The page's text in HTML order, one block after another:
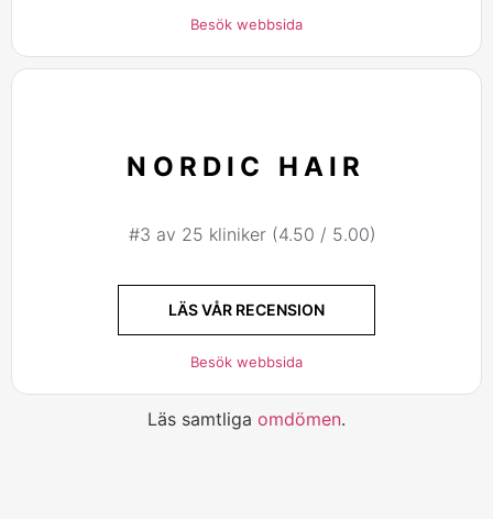
Besök webbsida
NORDIC HAIR
#3 av 25 kliniker (4.50 / 5.00)
LÄS VÅR RECENSION
Besök webbsida
Läs samtliga omdömen.